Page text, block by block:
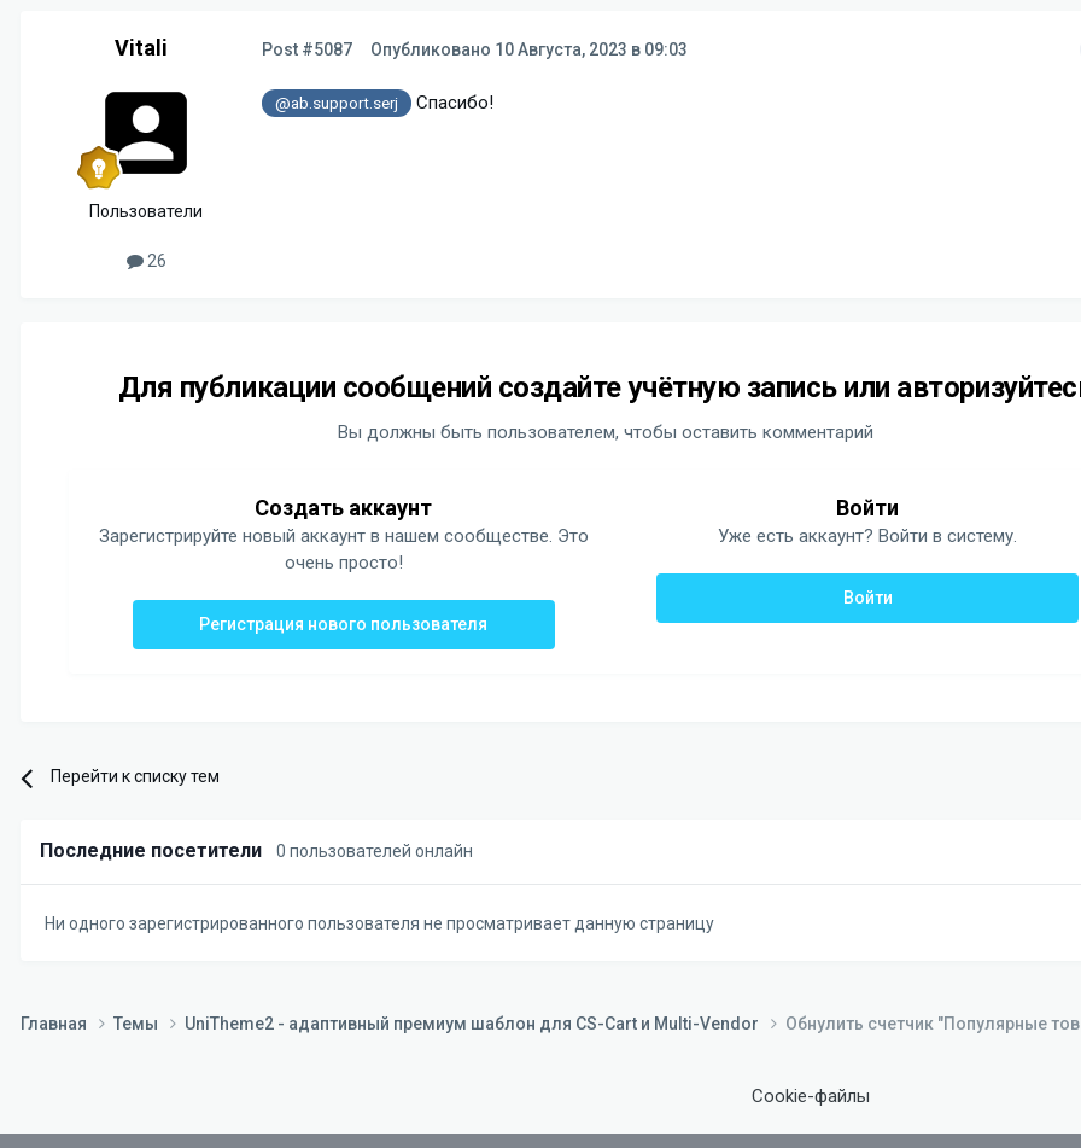
Vitali
Пользователи
26
Post #5087 Опубликовано 10 Августа, 2023 в 09:03
@ab.support.serj Спасибо!
Для публикации сообщений создайте учётную запись или
Вы должны быть пользователем, чтобы оставить комментарий
Создать аккаунт
Зарегистрируйте новый аккаунт в нашем сообществе. Это
очень просто!
Регистрация нового пользователя
Войти
Уже есть аккаунт? Войти в систему.
Войти
Перейти к списку тем
Последние посетители 0 пользователей онлайн
Ни одного зарегистрированного пользователя не просматривает данную страницу
Главная Темы UniTheme2 - адаптивный премиум шаблон для CS-Cart и Multi-Vendor Обнулить счетчик "Популярные
Cookie-файлы